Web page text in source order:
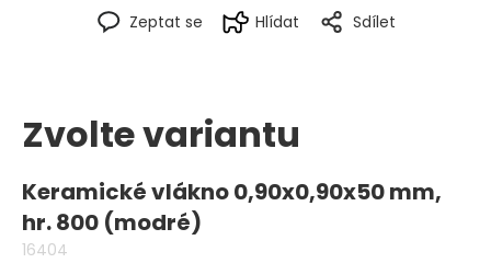
Zeptat se Hlídat Sdílet
Zvolte variantu
Keramické vlákno 0,90x0,90x50 mm,
hr. 800 (modré)
16404